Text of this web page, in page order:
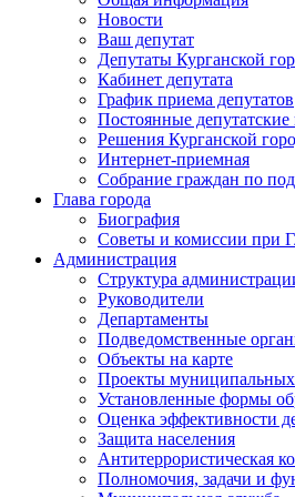
Новости
Ваш депутат
Депутаты Курганской
Кабинет депутата
График приема депутатов
Постоянные депутатские
Решения Курганской
Интернет-приемная
Собрание граждан по
Глава города
Биография
Советы и комиссии при
Администрация
Структура
Руководители
Департаменты
Подведомственные
Объекты на карте
Проекты муниципальных
Установленные формы
Оценка эффективности
Защита населения
Антитеррористическая
Полномочия, задачи и